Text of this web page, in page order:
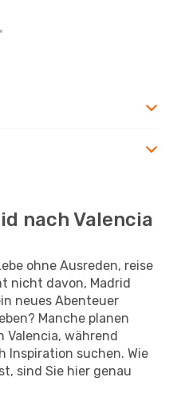
nach Valencia
ohne Ausreden, reise
nicht davon, Madrid
neues Abenteuer
Manche planen
Valencia, während
Inspiration suchen. Wie
sind Sie hier genau